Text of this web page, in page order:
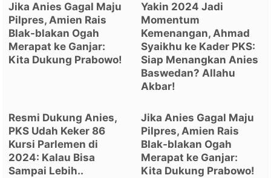
Jika Anies Gagal Maju
Pilpres, Amien Rais
Blak-blakan Ogah
Merapat ke Ganjar:
Kita Dukung Prabowo!
Yakin 2024 Jadi
Momentum
Kemenangan, Ahmad
Syaikhu ke Kader PKS:
Siap Menangkan Anies
Baswedan? Allahu
Akbar!
Resmi Dukung Anies,
PKS Udah Keker 86
Kursi Parlemen di
2024: Kalau Bisa
Sampai Lebih..
Jika Anies Gagal Maju
Pilpres, Amien Rais
Blak-blakan Ogah
Merapat ke Ganjar:
Kita Dukung Prabowo!